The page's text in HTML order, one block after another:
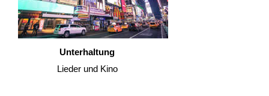
Unterhaltung
Lieder und Kino